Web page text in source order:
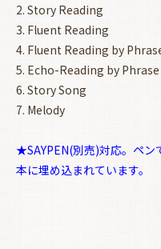
2. Story Reading
3. Fluent Reading
4. Fluent Reading by
5. Echo-Reading by Phrase
6. Story Song
7. Melody
★SAYPEN(別売)対応。ペン
本に埋め込まれています。